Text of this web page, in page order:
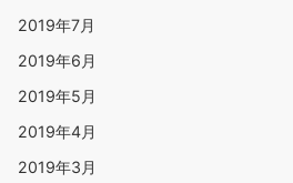
2019年7月
2019年6月
2019年5月
2019年4月
2019年3月